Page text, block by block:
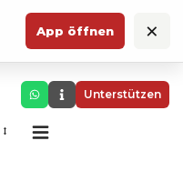
App öffnen ×
Unterstützen